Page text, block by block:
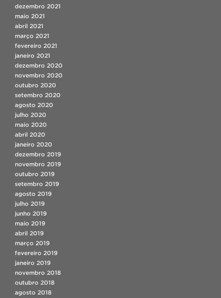
dezembro 2021
maio 2021
abril 2021
março 2021
fevereiro 2021
janeiro 2021
dezembro 2020
novembro 2020
outubro 2020
setembro 2020
agosto 2020
julho 2020
maio 2020
abril 2020
janeiro 2020
dezembro 2019
novembro 2019
outubro 2019
setembro 2019
agosto 2019
julho 2019
junho 2019
maio 2019
abril 2019
março 2019
fevereiro 2019
janeiro 2019
novembro 2018
outubro 2018
agosto 2018